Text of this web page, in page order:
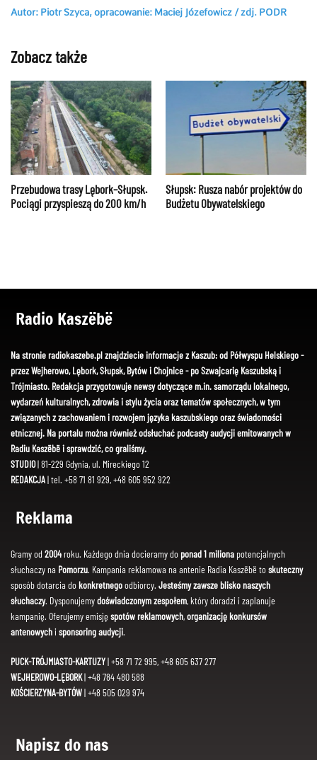
Autor: Piotr Szyca, opracowanie: Maciej Józefowicz / zdj. PODR
Zobacz także
Przebudowa trasy Lębork–Słupsk.
Pociągi przyspieszą do 200 km/h
Słupsk: Rusza nabór projektów do
Budżetu Obywatelskiego
Radio Kaszëbë
Na stronie radiokaszebe.pl znajdziecie informacje z Kaszub: od Półwyspu Helskiego -
przez Wejherowo, Lębork, Słupsk, Bytów i Chojnice - po Szwajcarię Kaszubską i
Trójmiasto. Redakcja przygotowuje newsy dotyczące m.in. samorządu lokalnego,
wydarzeń kulturalnych, zdrowia i stylu życia oraz tematów społecznych, w tym
związanych z zachowaniem i rozwojem języka kaszubskiego oraz świadomości
etnicznej. Na portalu można również odsłuchać podcasty audycji emitowanych w
Radiu Kaszëbë i sprawdzić, co graliśmy.
STUDIO| 81-229 Gdynia, ul. Mireckiego 12
REDAKCJA| tel. +58 71 81 929, +48 605 952 922
Reklama
Gramy od 2004roku. Każdego dnia docieramy do ponad 1 miliona potencjalnych
słuchaczy na Pomorzu. Kampania reklamowa na antenie Radia Kaszëbë toskuteczny
sposób dotarcia dokonkretnegoodbiorcy. Jesteśmy zawsze blisko naszych
słuchaczy. Dysponujemydoświadczonym zespołem, który doradzi i zaplanuje
kampanię. Oferujemy emisję spotów reklamowych,organizację konkursów
antenowychi sponsoring audycji.
PUCK-TRÓJMIASTO-KARTUZY| +58 71 72 995, +48 605 637 277
WEJHEROWO-LĘBORK| +48 784 480 588
KOŚCIERZYNA-BYTÓW| +48 505 029 974
Napisz do nas